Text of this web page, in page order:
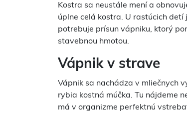
Kostra sa neustále mení a
úplne celá kostra. U rastúcich
potrebuje prísun vápniku, ktorý
stavebnou hmotou.
Vápnik v strave
Vápnik sa nachádza v mliečnych
rybia kostná múčka. Tu nájdeme
má v organizme perfektnú